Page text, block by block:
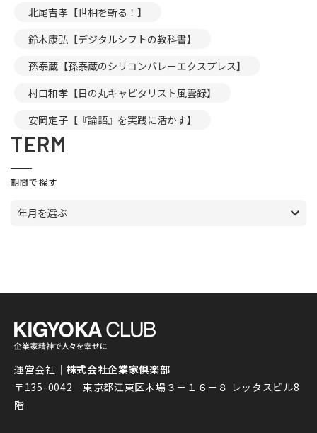
北尾吉孝【世相を斬る！】
鈴木康弘【デジタルシフトの教科書】
孫泰蔵【孫泰蔵のシリコンバレーエクスプレス】
村口和孝【日の丸キャピタリスト風雲録】
安岡定子【『論語』を実践に活かす】
TERM
期間で探す
年月を選ぶ
運営会社｜ 株式会社企業家倶楽部
〒135-0042 東京都江東区木場３－１６－８ レッタスビル8
階